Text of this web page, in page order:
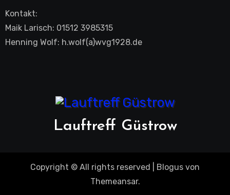
Kontakt:
Maik Larisch: 01512 3985315
Henning Wolf: h.wolf(a)wvg1928.de
Lauftreff Güstrow
Copyright © All rights reserved Blogus von
Themeansar.